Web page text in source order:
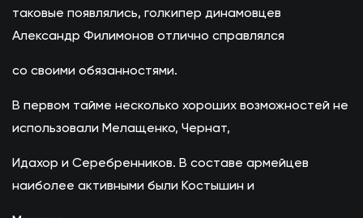
таковые появлялись, голкипер динамовцев
Александр Филимонов отлично справлялся
со своими обязанностями.
В первом тайме несколько хороших возможностей не
использовали Мелащенко, Чернат,
Идахор и Серебренников. В составе армейцев
наиболее активными были Костышин и